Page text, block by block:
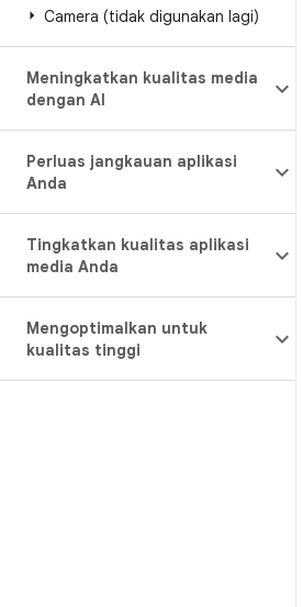
Camera (tidak digunakan lagi)
Meningkatkan kualitas media
dengan AI
Perluas jangkauan aplikasi
Anda
Tingkatkan kualitas aplikasi
media Anda
Mengoptimalkan untuk
kualitas tinggi